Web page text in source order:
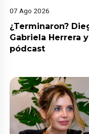
07 Ago 2026
¿Terminaron?
Gabriela Herrera
pódcast